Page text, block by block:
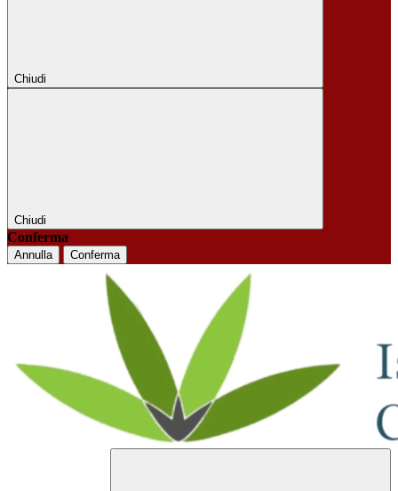
Chiudi
Chiudi
Conferma
Annulla Conferma